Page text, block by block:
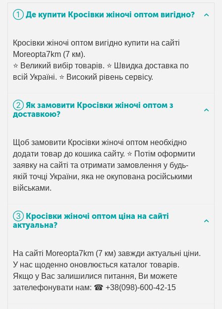
➀ Де купити Кросівки жіночі оптом вигідно?
Кросівки жіночі оптом вигідно купити на сайті
Moreopta7km (7 км).
⭐ Великий вибір товарів. ⭐ Швидка доставка по
всій Україні. ⭐ Високий рівень сервісу.
➁ Як замовити Кросівки жіночі оптом з
доставкою?
Щоб замовити Кросівки жіночі оптом необхідно
додати товар до кошика сайту. ⭐ Потім оформити
заявку на сайті та отримати замовлення у будь-
якій точці України, яка не окупована російськими
військами.
➂ Кросівки жіночі оптом ціна на сайті
актуальна?
На сайті Moreopta7km (7 км) завжди актуальні ціни.
У нас щоденно оновлюється каталог товарів.
Якщо у Вас залишилися питання, Ви можете
зателефонувати нам: ☎ +38(098)-600-42-15